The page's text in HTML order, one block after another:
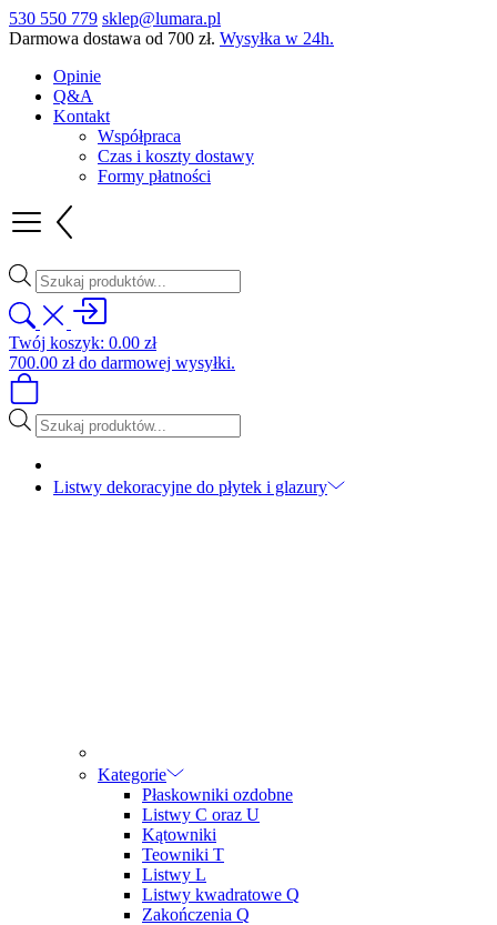
530 550 779 sklep@lumara.pl
Darmowa dostawa od 700 zł. Wysyłka w 24h.
Opinie
Q&A
Kontakt
Współpraca
Czas i koszty dostawy
Formy płatności
Wyszukiwarka
produktów
Twój koszyk: 0.00 zł
700.00 złdo darmowej wysyłki.
Wyszukiwarka
produktów
Listwy dekoracyjne do płytek i glazury
Kategorie
Płaskowniki ozdobne
Listwy C oraz U
Kątowniki
Teowniki T
Listwy L
Listwy kwadratowe Q
Zakończenia Q